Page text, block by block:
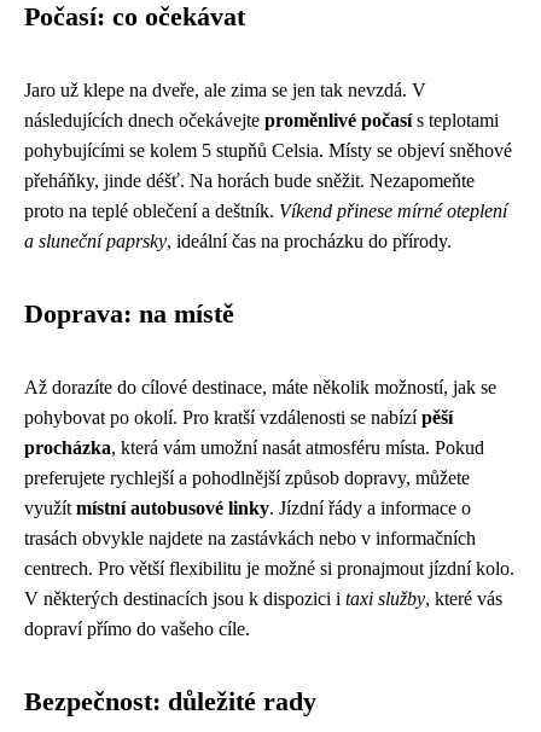
Počasí: co očekávat
Jaro už klepe na dveře, ale zima se jen tak nevzdá. V
následujících dnech očekávejte proměnlivé počasís teplotami
pohybujícími se kolem 5 stupňů Celsia. Místy se objeví sněhové
přeháňky, jinde déšť. Na horách bude sněžit. Nezapomeňte
proto na teplé oblečení a deštník. Víkend přinese mírné oteplení
a sluneční paprsky, ideální čas na procházku do přírody.
Doprava: na místě
Až dorazíte do cílové destinace, máte několik možností, jak se
pohybovat po okolí. Pro kratší vzdálenosti se nabízípěší
procházka, která vám umožní nasát atmosféru místa. Pokud
preferujete rychlejší a pohodlnější způsob dopravy, můžete
využít místní autobusové linky. Jízdní řády a informace o
trasách obvykle najdete na zastávkách nebo v informačních
centrech. Pro větší flexibilitu je možné si pronajmout jízdní kolo.
V některých destinacích jsou k dispozici i taxi služby, které vás
dopraví přímo do vašeho cíle.
Bezpečnost: důležité rady